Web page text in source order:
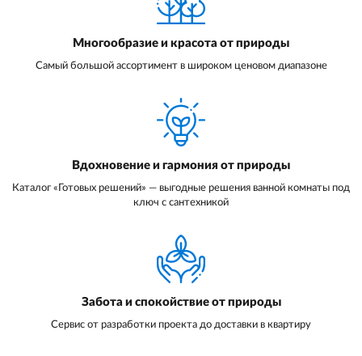
Многообразие и красота от природы
Самый большой ассортимент в широком ценовом диапазоне
Вдохновение и гармония от природы
Каталог «Готовых решений» — выгодные решения ванной комнаты под
ключ с сантехникой
Забота и спокойствие от природы
Сервис от разработки проекта до доставки в квартиру